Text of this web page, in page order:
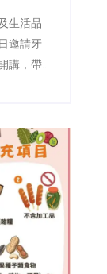
生活品
邀請牙
講，帶